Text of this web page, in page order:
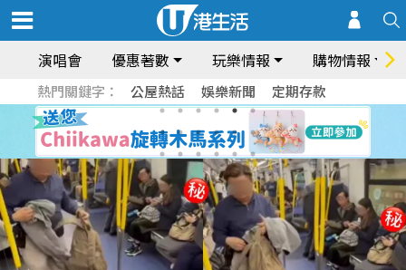
演唱會 優惠著數 玩樂情報 購物情報
熱門關鍵字： 公屋熱話 娛樂新聞 定期存款